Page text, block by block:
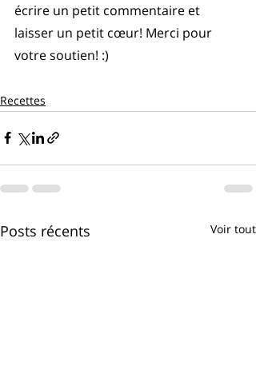
écrire un petit commentaire et
laisser un petit cœur! Merci pour
votre soutien! :)
Recettes
Posts récents Voir tout